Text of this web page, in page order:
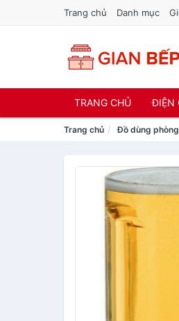
Trang chủ Danh mục
TRANG CHỦ ĐIỆN
Trang chủ Đồ dùng